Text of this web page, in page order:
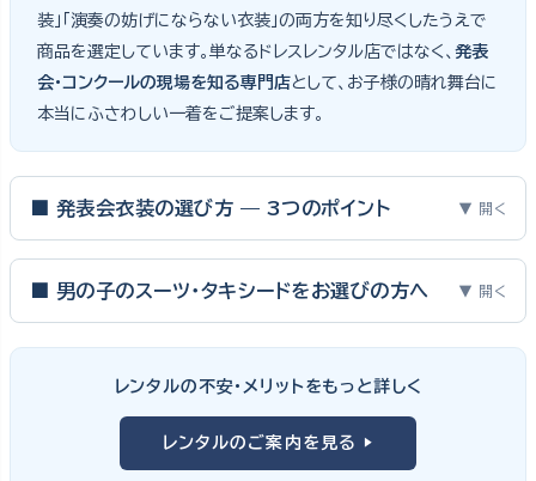
装」「演奏の妨げにならない衣装」の両方を知り尽くしたうえで
商品を選定しています。単なるドレスレンタル店ではなく、 発表
会・コンクールの現場を知る専門店として、お子様の晴れ舞台に
本当にふさわしい一着をご提案します。
■ 発表会衣装の選び方 — 3つのポイント ▼ 開く
ピアノ発表会・バイオリン発表会・コンクールの舞台は、お子様にと
って特別な一日。元ピアノ教師としての経験から、衣装選びで大切
① サイズは"ジャストフィット"を選ぶ
舞台上で最も美しく見えるのは、お子様の体にきちんと合ったサ
イズのドレス・スーツです。「大きめを買って長く着せたい」という
■ 男の子のスーツ・タキシードをお選びの方へ ▼ 開く
向け、スリーピーススーツやベストスタイルは合唱・アンサンブル向
けと、シーンで使い分けるのがおすすめです。詳しくは
ツ・タキシード一覧
レンタルの不安・メリットをもっと詳しく
レンタルのご案内を見る ▶